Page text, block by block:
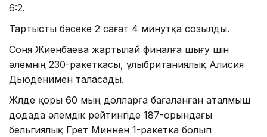
6:2.
Тартысты бәсеке 2 сағат 4 минутқа созылды.
Соня Жиенбаева жартылай финалға шығу үшін
әлемнің 230-ракеткасы, ұлыбританиялық Алисия
Дьюденимен таласады.
Жүлде қоры 60 мың долларға бағаланған аталмыш
додада әлемдік рейтингіде 187-орындағы
бельгиялық Грет Миннен 1-ракетка болып